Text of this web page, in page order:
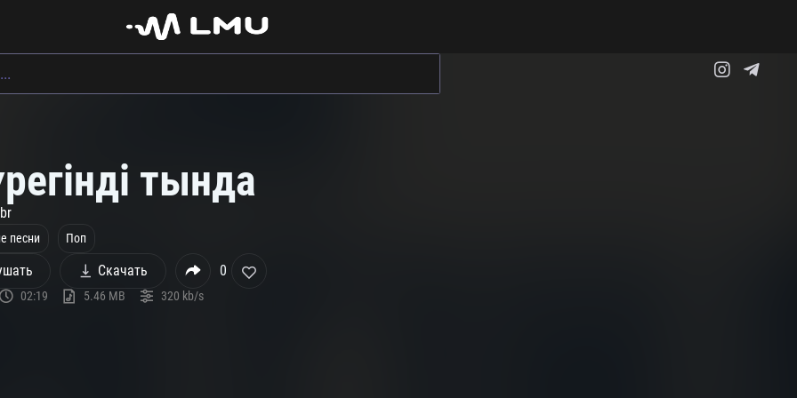
тында
песни Поп
Скачать 0
02:19 5.46 MB 320 kb/s